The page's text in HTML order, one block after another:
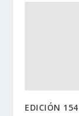
EDICIÓN 154